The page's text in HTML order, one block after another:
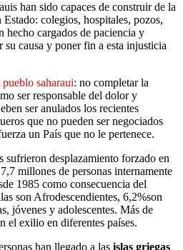
han sido capaces de construir de la
colegios, hospitales, pozos,
cargados de paciencia y
causa y poner fin a esta injusticia
saharaui: no completar la
ser responsable del dolor y
ser anulados los recientes
que no pueden ser negociados
un País que no le pertenece.
sufrieron desplazamiento forzado en
7,7 millones de personas internamente
1985 como consecuencia del
son Afrodescendientes, 6,2%son
jóvenes y adolescentes. Más de
el exilio en diferentes países.
han llegado a las islas griegas